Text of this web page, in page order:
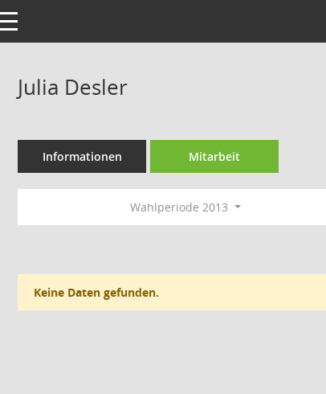
navigation
Julia Desler
Informationen Mitarbeit
Wahlperiode 2013
Keine Daten gefunden.